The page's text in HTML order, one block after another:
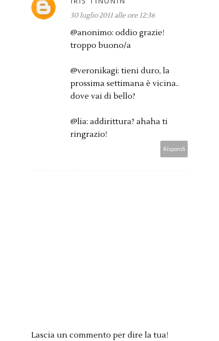
30 luglio 2011 alle ore 12:36
@anonimo: oddio grazie!
troppo buono/a
@veronikagi: tieni duro, la
prossima settimana è vicina..
dove vai di bello?
@lia: addirittura? ahaha ti
ringrazio!
Rispondi
Lascia un commento per dire la tua!